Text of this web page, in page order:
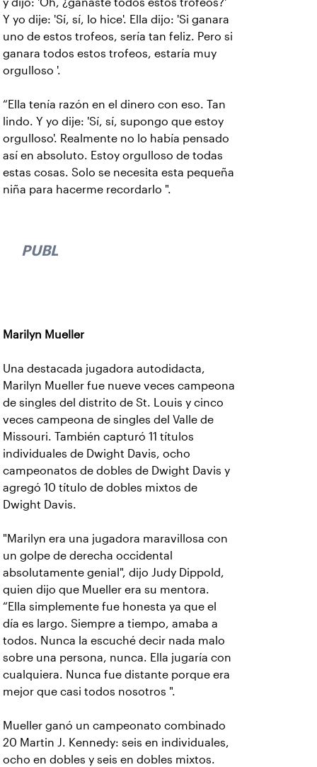
y dijo: 'Oh, ¿ganaste todos estos trofeos?'
Y yo dije: 'Sí, sí, lo hice'. Ella dijo: 'Si ganara
uno de estos trofeos, sería tan feliz. Pero si
ganara todos estos trofeos, estaría muy
orgulloso '.
“Ella tenía razón en el dinero con eso. Tan
lindo. Y yo dije: 'Sí, sí, supongo que estoy
orgulloso'. Realmente no lo había pensado
así en absoluto. Estoy orgulloso de todas
estas cosas. Solo se necesita esta pequeña
niña para hacerme recordarlo ".
PUBLICIDAD
Marilyn Mueller
Una destacada jugadora autodidacta,
Marilyn Mueller fue nueve veces campeona
de singles del distrito de St. Louis y cinco
veces campeona de singles del Valle de
Missouri. También capturó 11 títulos
individuales de Dwight Davis, ocho
campeonatos de dobles de Dwight Davis y
agregó 10 título de dobles mixtos de
Dwight Davis.
"Marilyn era una jugadora maravillosa con
un golpe de derecha occidental
absolutamente genial", dijo Judy Dippold,
quien dijo que Mueller era su mentora.
“Ella simplemente fue honesta ya que el
día es largo. Siempre a tiempo, amaba a
todos. Nunca la escuché decir nada malo
sobre una persona, nunca. Ella jugaría con
cualquiera. Nunca fue distante porque era
mejor que casi todos nosotros ".
Mueller ganó un campeonato combinado
20 Martin J. Kennedy: seis en individuales,
ocho en dobles y seis en dobles mixtos.